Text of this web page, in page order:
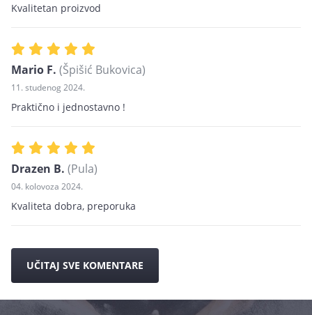
Kvalitetan proizvod
Mario F. (Špišić Bukovica)
11. studenog 2024.
Praktično i jednostavno !
Drazen B. (Pula)
04. kolovoza 2024.
Kvaliteta dobra, preporuka
UČITAJ SVE KOMENTARE